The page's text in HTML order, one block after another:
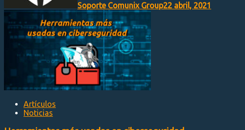
Soporte Comunix Group22 abril, 2021
Artículos
Noticias